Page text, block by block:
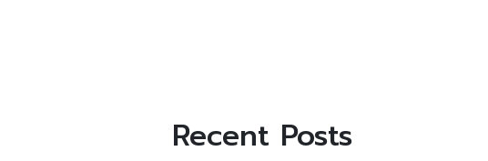
Recent Posts